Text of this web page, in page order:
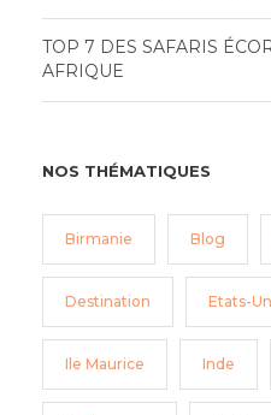
TOP 7 DES SAFARIS
AFRIQUE
NOS THÉMATIQUES
Birmanie Blog
Destination Etats-
Ile Maurice Inde